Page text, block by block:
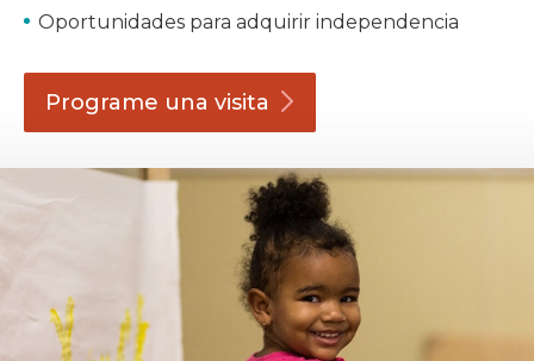
Oportunidades para adquirir independencia
Programe una visita